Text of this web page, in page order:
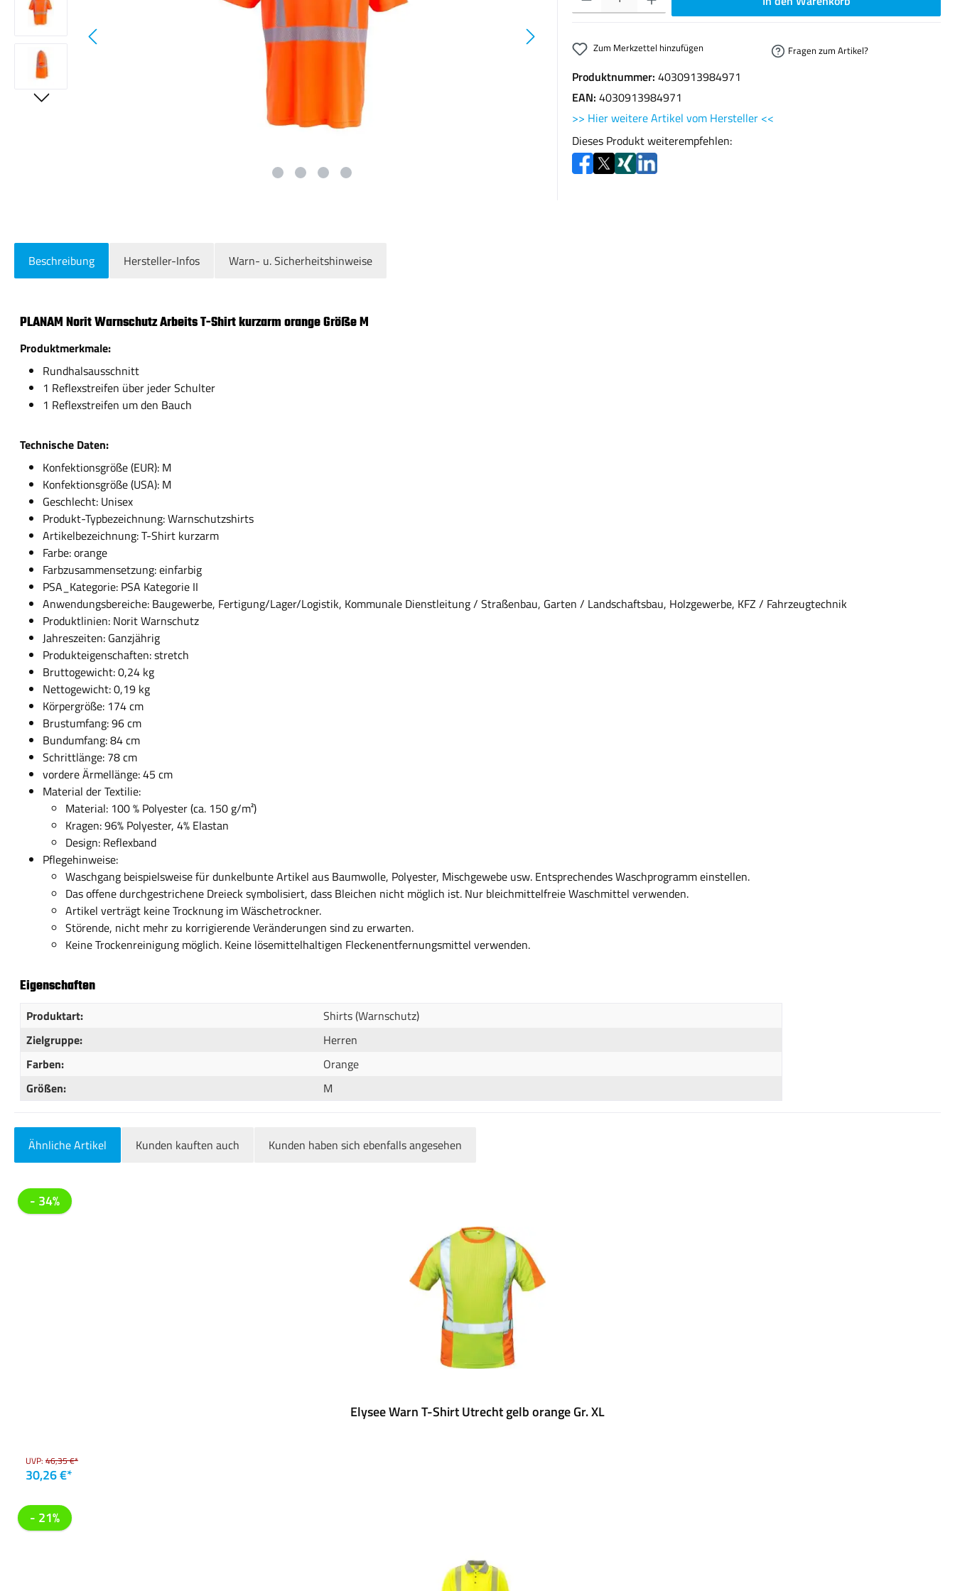
Zum Merkzettel hinzufügen Fragen zum Artikel?
Produktnummer: 4030913984971
EAN: 4030913984971
>> Hier weitere Artikel vom Hersteller <<
Dieses Produkt weiterempfehlen:
Beschreibung Hersteller-Infos Warn- u. Sicherheitshinweise
PLANAM Norit Warnschutz Arbeits T-Shirt kurzarm orange Größe M
Produktmerkmale:
Rundhalsausschnitt
1 Reflexstreifen über jeder Schulter
1 Reflexstreifen um den Bauch
Technische Daten:
Konfektionsgröße (EUR): M
Konfektionsgröße (USA): M
Geschlecht: Unisex
Produkt-Typbezeichnung: Warnschutzshirts
Artikelbezeichnung: T-Shirt kurzarm
Farbe: orange
Farbzusammensetzung: einfarbig
PSA_Kategorie: PSA Kategorie II
Anwendungsbereiche: Baugewerbe, Fertigung/Lager/Logistik, Kommunale Dienstleitung / Straßenbau, Garten / Landschaftsbau, Holzgewerbe, KFZ / Fahrzeugtechnik
Produktlinien: Norit Warnschutz
Jahreszeiten: Ganzjährig
Produkteigenschaften: stretch
Bruttogewicht: 0,24 kg
Nettogewicht: 0,19 kg
Körpergröße: 174 cm
Brustumfang: 96 cm
Bundumfang: 84 cm
Schrittlänge: 78 cm
vordere Ärmellänge: 45 cm
Material der Textilie:
Material: 100 % Polyester (ca. 150 g/m²)
Kragen: 96% Polyester, 4% Elastan
Design: Reflexband
Pflegehinweise:
Waschgang beispielsweise für dunkelbunte Artikel aus Baumwolle, Polyester, Mischgewebe usw. Entsprechendes Waschprogramm einstellen.
Das offene durchgestrichene Dreieck symbolisiert, dass Bleichen nicht möglich ist. Nur bleichmittelfreie Waschmittel verwenden.
Artikel verträgt keine Trocknung im Wäschetrockner.
Störende, nicht mehr zu korrigierende Veränderungen sind zu erwarten.
Keine Trockenreinigung möglich. Keine lösemittelhaltigen Fleckenentfernungsmittel verwenden.
Eigenschaften
Produktart:
Shirts (Warnschutz)
Zielgruppe:
Herren
Farben:
Orange
Größen:
M
Ähnliche Artikel Kunden kauften auch Kunden haben sich ebenfalls angesehen
Produktgalerie überspringen
- 34%
Elysee Warn T-Shirt Utrecht gelb orange Gr. XL
UVP: 46,35 €*
30,26 €*
- 21%